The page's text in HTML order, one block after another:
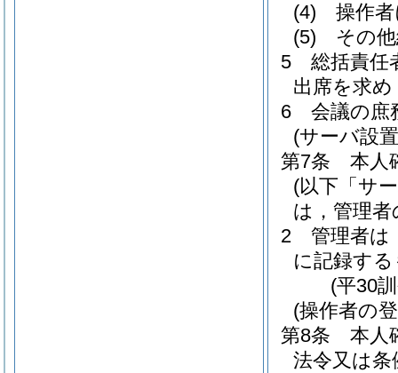
(4)
操作
(5)
その
5
総括責任
出席を求
6
会議の庶
(サーバ設
第7条
本人
(以下「サ
は，管理
2
管理者は
に記録す
(平30
(操作者の
第8条
本人
法令又は